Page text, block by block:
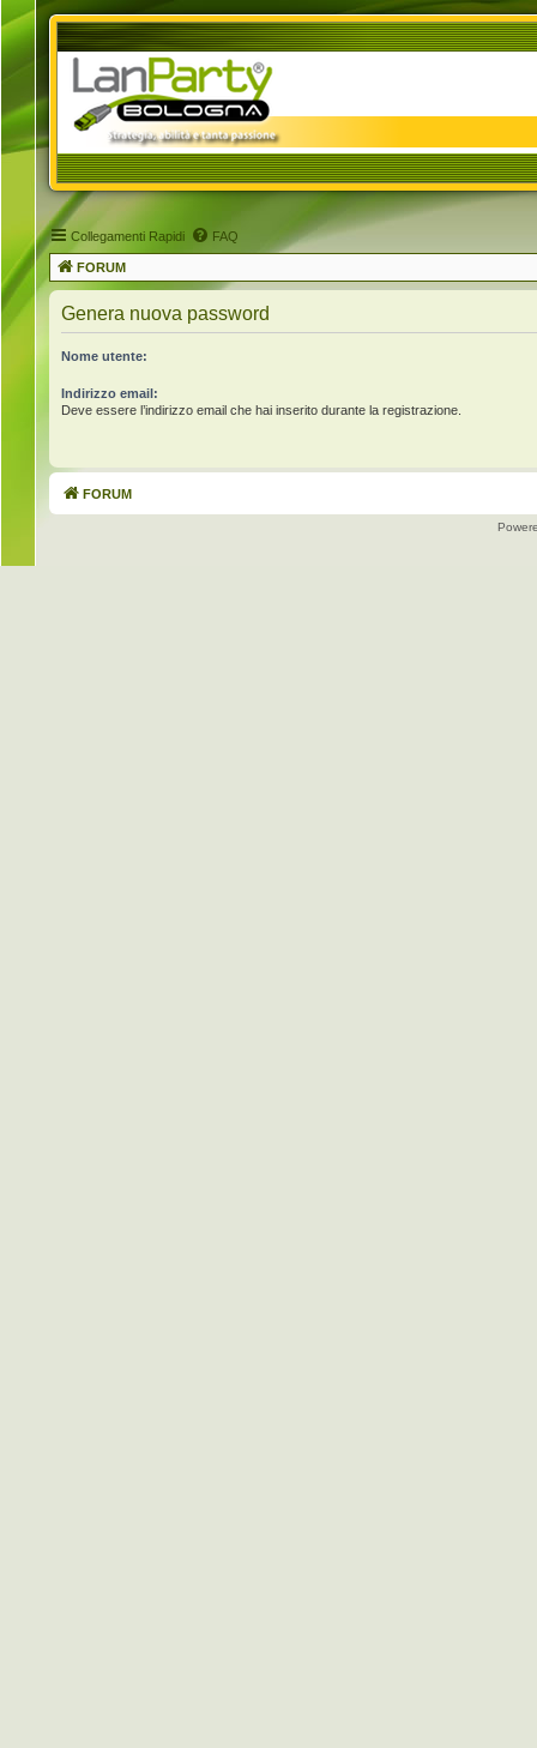
Collegamenti Rapidi FAQ
FORUM
Genera nuova password
Nome utente:
Indirizzo email:
Deve essere l’indirizzo email che hai inserito durante la registrazione.
FORUM